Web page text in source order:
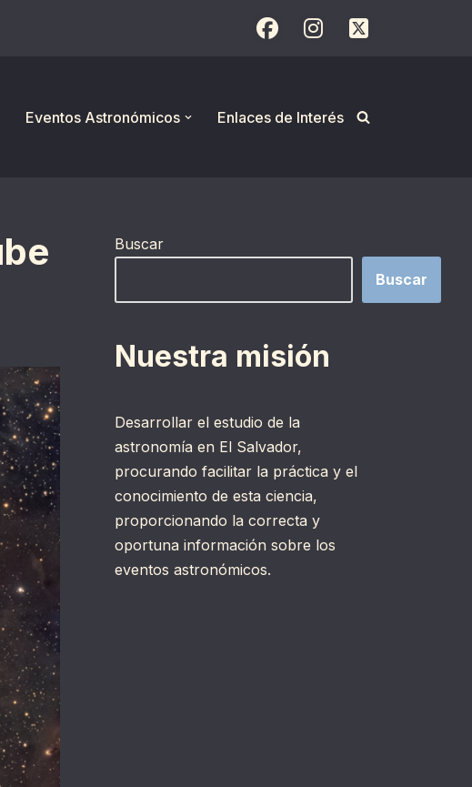
Eventos Astronómicos Enlaces de Interés
Buscar
Buscar
Nuestra misión
Desarrollar el estudio de la
astronomía en El Salvador,
procurando facilitar la práctica y el
conocimiento de esta ciencia,
proporcionando la correcta y
oportuna información sobre los
eventos astronómicos.